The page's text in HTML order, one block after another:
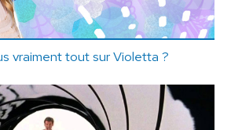
vraiment tout sur Violetta ?